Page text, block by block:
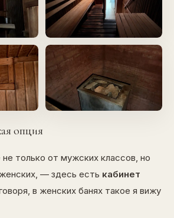
опция
только от мужских классов, но
— здесь есть кабинет
в женских банях такое я вижу